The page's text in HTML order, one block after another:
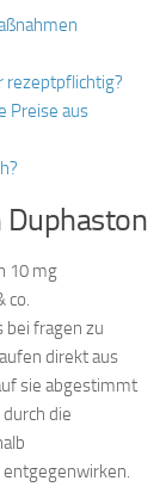
rezeptpflichtig?
Preise aus
Duphaston
10 mg
co.
bei fragen zu
direkt aus
sie abgestimmt
die